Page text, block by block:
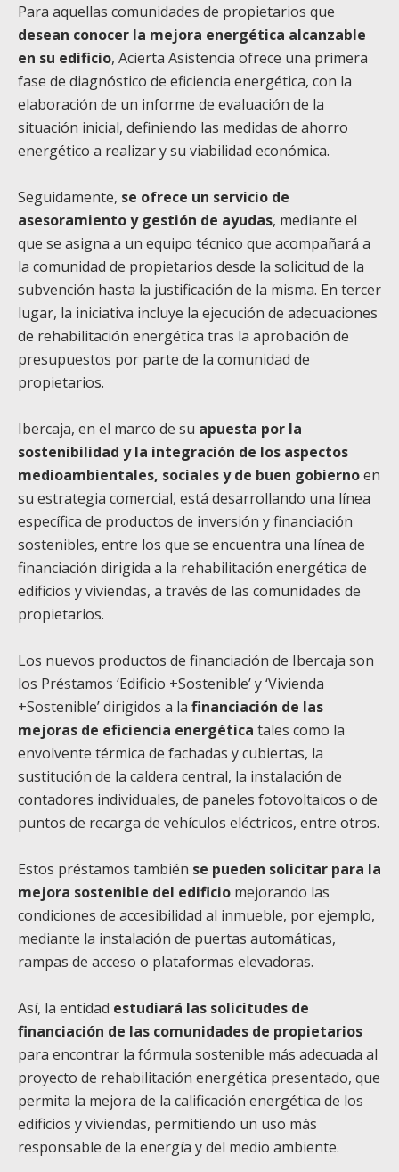
Para aquellas comunidades de propietarios que
desean conocer la mejora energética alcanzable
en su edificio, Acierta Asistencia ofrece una primera
fase de diagnóstico de eficiencia energética, con la
elaboración de un informe de evaluación de la
situación inicial, definiendo las medidas de ahorro
energético a realizar y su viabilidad económica.
Seguidamente, se ofrece un servicio de
asesoramiento y gestión de ayudas, mediante el
que se asigna a un equipo técnico que acompañará a
la comunidad de propietarios desde la solicitud de la
subvención hasta la justificación de la misma. En tercer
lugar, la iniciativa incluye la ejecución de adecuaciones
de rehabilitación energética tras la aprobación de
presupuestos por parte de la comunidad de
propietarios.
Ibercaja, en el marco de su apuesta por la
sostenibilidad y la integración de los aspectos
medioambientales, sociales y de buen gobiernoen
su estrategia comercial, está desarrollando una línea
específica de productos de inversión y financiación
sostenibles, entre los que se encuentra una línea de
financiación dirigida a la rehabilitación energética de
edificios y viviendas, a través de las comunidades de
propietarios.
Los nuevos productos de financiación de Ibercaja son
los Préstamos ‘Edificio +Sostenible’ y ‘Vivienda
+Sostenible’ dirigidos a la financiación de las
mejoras de eficiencia energética tales como la
envolvente térmica de fachadas y cubiertas, la
sustitución de la caldera central, la instalación de
contadores individuales, de paneles fotovoltaicos o de
puntos de recarga de vehículos eléctricos, entre otros.
Estos préstamos también se pueden solicitar para la
mejora sostenible del edificio mejorando las
condiciones de accesibilidad al inmueble, por ejemplo,
mediante la instalación de puertas automáticas,
rampas de acceso o plataformas elevadoras.
Así, la entidad estudiará las solicitudes de
financiación de las comunidades de propietarios
para encontrar la fórmula sostenible más adecuada al
proyecto de rehabilitación energética presentado, que
permita la mejora de la calificación energética de los
edificios y viviendas, permitiendo un uso más
responsable de la energía y del medio ambiente.